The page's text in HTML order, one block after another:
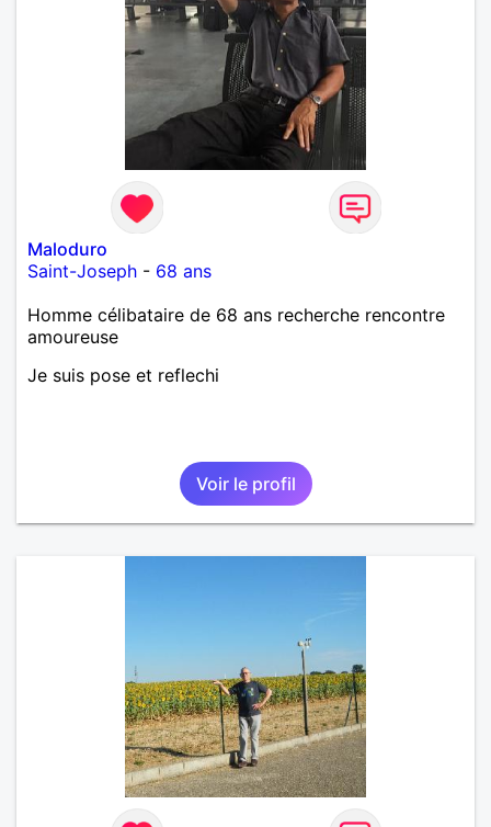
Maloduro
Saint-Joseph - 68 ans
Homme célibataire de 68 ans recherche rencontre
amoureuse
Je suis pose et reflechi
Voir le profil